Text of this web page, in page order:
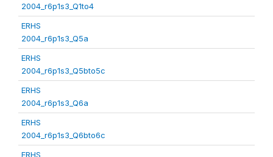
2004_r6p1s3_Q1to4
ERHS
2004_r6p1s3_Q5a
ERHS
2004_r6p1s3_Q5bto5c
ERHS
2004_r6p1s3_Q6a
ERHS
2004_r6p1s3_Q6bto6c
ERHS